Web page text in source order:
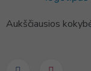
Aukščiausios